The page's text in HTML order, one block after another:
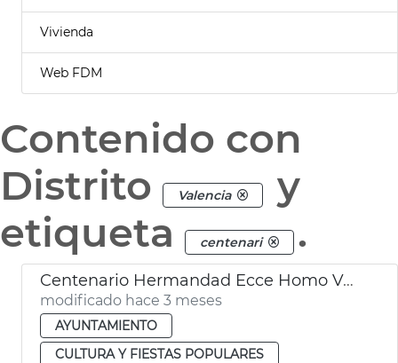
Vivienda
Web FDM
Contenido con
Distrito
Valencia
y
etiqueta
centenari .
Centenario Hermandad Ecce Homo València
modificado hace 3 meses
AYUNTAMIENTO
CULTURA Y FIESTAS POPULARES